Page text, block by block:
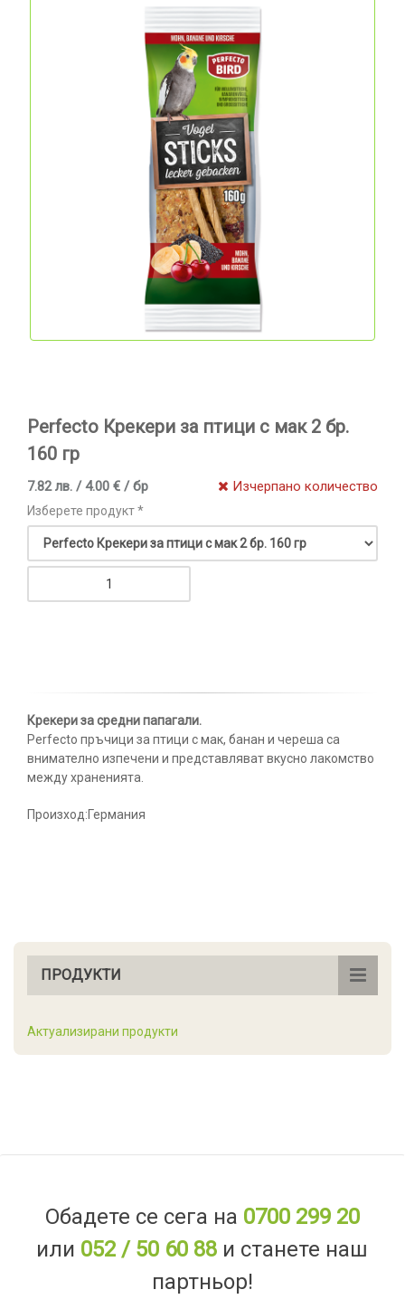
Perfecto Крекери за птици с мак 2 бр.
160 гр
7.82 лв. / 4.00 € / бр Изчерпано количество
Изберете продукт *
Крекери за средни папагали.
Perfecto пръчици за птици с мак, банан и череша са
внимателно изпечени и представляват вкусно лакомство
между храненията.
Произход:Германия
ПРОДУКТИ
Актуализирани продукти
Обадете се сега на 0700 299 20
или 052 / 50 60 88 и станете наш
партньор!